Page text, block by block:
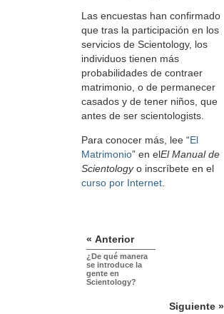
Las encuestas han confirmado
que tras la participación en los
servicios de Scientology, los
individuos tienen más
probabilidades de contraer
matrimonio, o de permanecer
casados y de tener niños, que
antes de ser scientologists.
Para conocer más, lee “El
Matrimonio” en elEl Manual de
Scientologyo inscríbete en el
curso por Internet
« Anterior
¿De qué manera
se introduce la
gente en
Scientology?
Siguiente »